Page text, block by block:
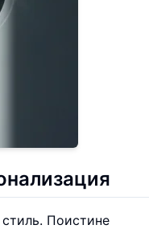
Поистине